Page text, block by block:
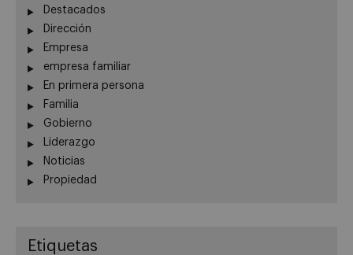
Destacados
Dirección
Empresa
empresa familiar
En primera persona
Familia
Gobierno
Liderazgo
Noticias
Propiedad
Etiquetas